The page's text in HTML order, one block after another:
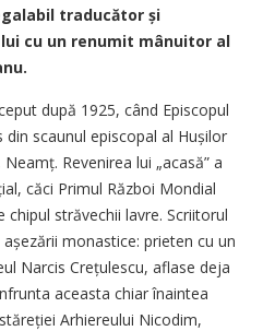
traducător și
cu un renumit mânuitor al
după 1925, când Episcopul
scaunul episcopal al Hușilor
Revenirea lui „acasă” a
căci Primul Război Mondial
chipul străvechii lavre. Scriitorul
monastice: prieten cu un
Narcis Crețulescu, aflase deja
aceasta chiar înaintea
Arhiereului Nicodim,